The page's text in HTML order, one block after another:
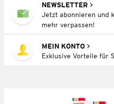
NEWSLETTER
Jetzt abonnieren und
mehr verpassen!
MEIN KONTO
Exklusive Vorteile für